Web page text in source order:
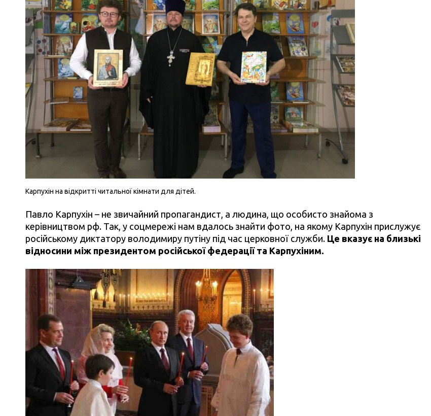
Карпухін на відкритті читальної кімнати для дітей.
Павло Карпухін – не звичайний пропагандист, а людина, що особисто знайома з
керівництвом рф. Так, у соцмережі нам вдалось знайти фото, на якому Карпухін прислужує
російському диктатору володимиру путіну під час церковної служби. Це вказує на близькі
відносини між президентом російської федерації та Карпухіним.